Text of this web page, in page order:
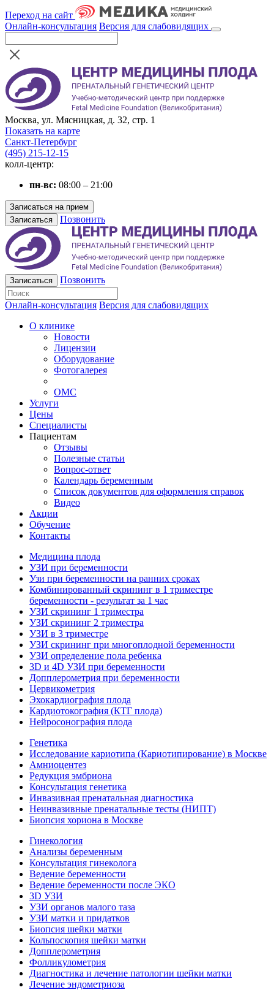
Переход на сайт
Онлайн-консультация Версия для слабовидящих
Москва, ул. Мясницкая, д. 32, стр. 1
Показать на карте
Санкт-Петербург
(495) 215-12-15
колл-центр:
пн-вс: 08:00 – 21:00
Записаться на прием
Записаться
Позвонить
Записаться Позвонить
Онлайн-консультация Версия для слабовидящих
О клинике
Новости
Лицензии
Оборудование
Фотогалерея
ОМС
Услуги
Цены
Специалисты
Пациентам
Отзывы
Полезные статьи
Вопрос-ответ
Календарь беременным
Список документов для оформления справок
Видео
Акции
Обучение
Контакты
Медицина плода
УЗИ при беременности
Узи при беременности на ранних сроках
Комбинированный скрининг в 1 триместре
беременности - результат за 1 час
УЗИ скрининг 1 триместра
УЗИ скрининг 2 триместра
УЗИ в 3 триместре
УЗИ скрининг при многоплодной беременности
УЗИ определение пола ребенка
3D и 4D УЗИ при беременности
Допплерометрия при беременности
Цервикометрия
Эхокардиография плода
Кардиотокография (КТГ плода)
Нейросонография плода
Генетика
Исследование кариотипа (Кариотипирование) в Москве
Амниоцентез
Редукция эмбриона
Консультация генетика
Инвазивная пренатальная диагностика
Неинвазивные пренатальные тесты (НИПТ)
Биопсия хориона в Москве
Гинекология
Анализы беременным
Консультация гинеколога
Ведение беременности
Ведение беременности после ЭКО
3D УЗИ
УЗИ органов малого таза
УЗИ матки и придатков
Биопсия шейки матки
Кольпоскопия шейки матки
Допплерометрия
Фолликулометрия
Диагностика и лечение патологии шейки матки
Лечение эндометриоза